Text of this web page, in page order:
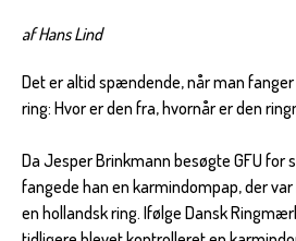
af Hans Lind
Det er altid spændende, når man
ring: Hvor er den fra, hvornår er den
Da Jesper Brinkmann besøgte GFU for
fangede han en karmindompap, der
en hollandsk ring. Ifølge Dansk